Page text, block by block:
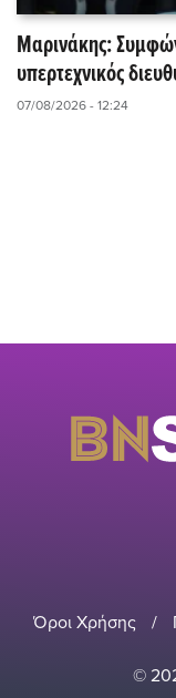
Μαρινάκης:
υπερτεχνικός
07/08/2026 - 12:24
Όροι Χρήσης /
©